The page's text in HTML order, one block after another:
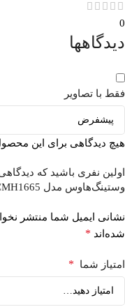
0
دیدگاهها
فقط با تصاویر
هیچ دیدگاهی برای این
اولین نفری باشید که
وستینگ‌هاوس مدل WKCMH1665”
نشانی ایمیل شما منتشر
شده‌اند *
امتیاز شما *